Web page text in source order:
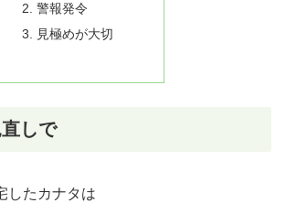
警報発令
見極めが大切
しで
したカナタは